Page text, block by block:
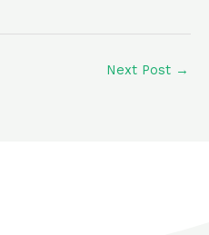
Next Post →